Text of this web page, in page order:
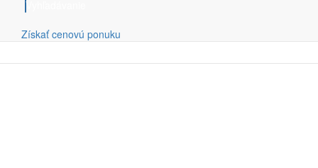
Vyhľadávanie
Získať cenovú ponuku
Rýchlosť dodávky: 2,42 m³ / min